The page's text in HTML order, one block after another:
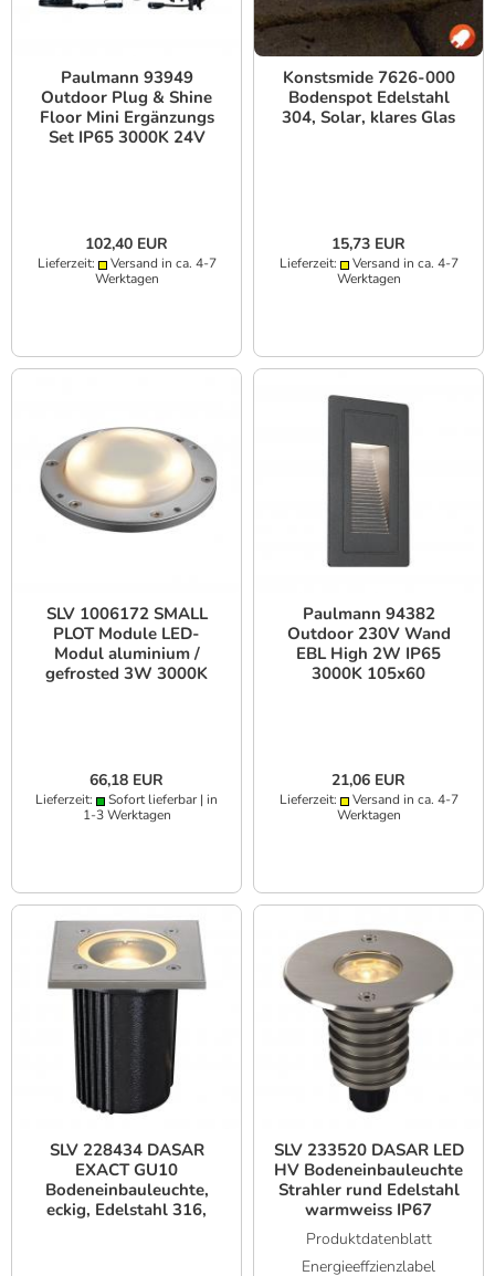
Paulmann 93949
Outdoor Plug & Shine
Floor Mini Ergänzungs
Set IP65 3000K 24V
102,40 EUR
Lieferzeit:
Versand in ca. 4-7
Werktagen
Konstsmide 7626-000
Bodenspot Edelstahl
304, Solar, klares Glas
15,73 EUR
Lieferzeit:
Versand in ca. 4-7
Werktagen
SLV 1006172 SMALL
PLOT Module LED-
Modul aluminium /
gefrosted 3W 3000K
66,18 EUR
Lieferzeit:
Sofort lieferbar | in
1-3 Werktagen
Paulmann 94382
Outdoor 230V Wand
EBL High 2W IP65
3000K 105x60
21,06 EUR
Lieferzeit:
Versand in ca. 4-7
Werktagen
SLV 228434 DASAR
EXACT GU10
Bodeneinbauleuchte,
eckig, Edelstahl 316,
SLV 233520 DASAR LED
HV Bodeneinbauleuchte
Strahler rund Edelstahl
warmweiss IP67
Produktdatenblatt
Energieeffzienzlabel